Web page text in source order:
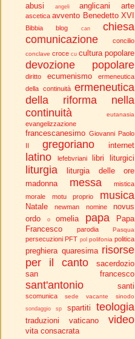
abusi angeli anglicani arte
ascetica avvento Benedetto XVI
Bibbia blog can
chiesa
comunicazione
concilio
conclave croce cu cultura popolare
devozione popolare
diritto ecumenismo
ermeneutica
della continuità ermeneutica
della riforma nella
continuità
eutanasia
evangelizzazione
francescanesimo Giovanni Paolo
gregoriano internet
latino lefebvriani libri liturgici
liturgia
liturgia delle ore
madonna
messa
mistica
morale
motu proprio musica
Natale newman nomine
novus
ordo
o omelia papa
Papa
Francesco
parodia Pasqua
persecuzioni PFT pol polifonia politica
preghiera quaresima risorse
per il canto
sacerdozio
san francesco
sant'antonio santi
scomunica sede vacante sinodo
sondaggio sp spartiti teologia
traduzioni vaticano video
vita consacrata